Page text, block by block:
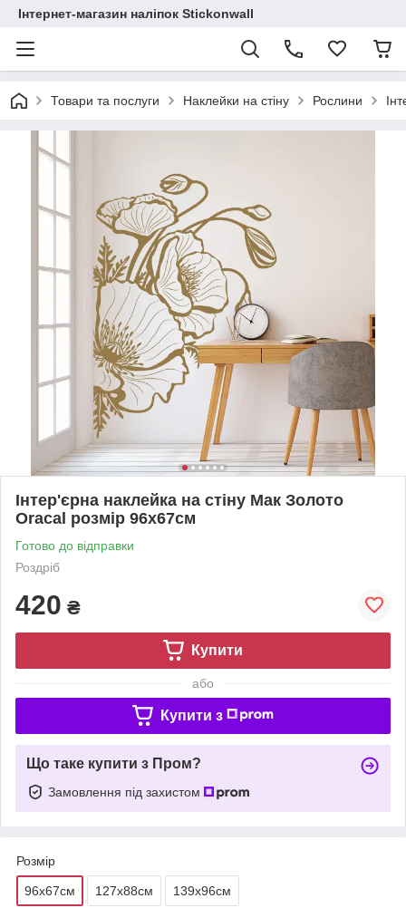
Інтернет-магазин наліпок Stickonwall
Товари та послуги Наклейки на стіну Рослини
Інтер'єрна наклейка на стіну Мак Золото
Oracal розмір 96x67см
Готово до відправки
Роздріб
420 ₴
Купити
або
Купити з
Що таке купити з Пром?
Замовлення під захистом
Розмір
96x67см 127x88см 139x96см